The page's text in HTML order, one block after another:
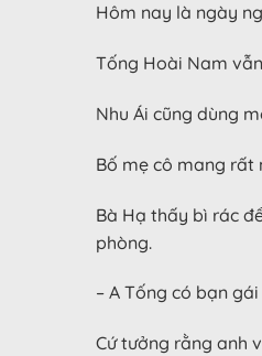
Hôm nay là ngày
Tống Hoài Nam
Nhu Ái cũng dùng
Bố mẹ cô mang rất
Bà Hạ thấy bì rác
phòng.
– A Tống có bạn
Cứ tưởng rằng anh